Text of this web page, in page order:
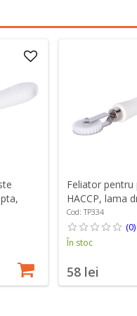
Feliator pentru
HACCP, lama
latime 7 mm -
Cod: TP334
(0)
În stoc
58 lei